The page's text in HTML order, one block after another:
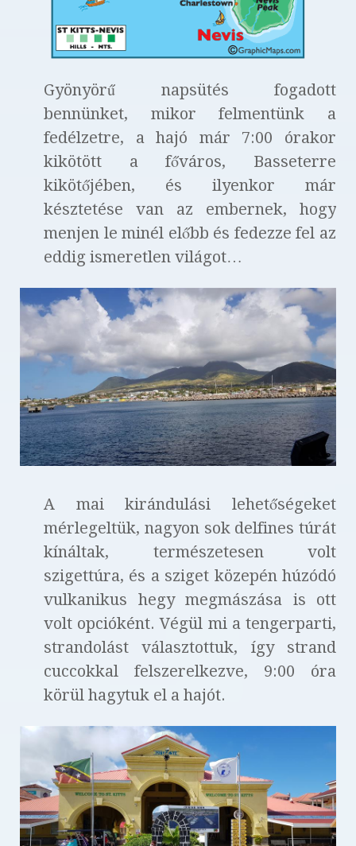
Gyönyörű napsütés fogadott
bennünket, mikor felmentünk a
fedélzetre, a hajó már 7:00 órakor
kikötött a főváros, Basseterre
kikötőjében, és ilyenkor már
késztetése van az embernek, hogy
menjen le minél előbb és fedezze fel az
eddig ismeretlen világot…
A mai kirándulási lehetőségeket
mérlegeltük, nagyon sok delfines túrát
kínáltak, természetesen volt
szigettúra, és a sziget közepén húzódó
vulkanikus hegy megmászása is ott
volt opcióként. Végül mi a tengerparti,
strandolást választottuk, így strand
cuccokkal felszerelkezve, 9:00 óra
körül hagytuk el a hajót.